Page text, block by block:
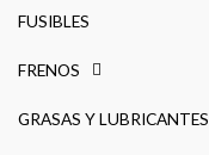
FUSIBLES
FRENOS
GRASAS Y LUBRICANTES